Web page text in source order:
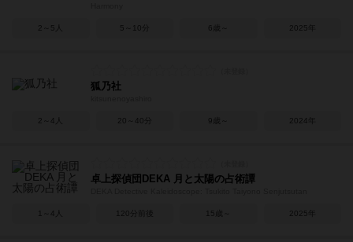
2～5人 5～10分 6歳～ 2025年
狐乃社
2～4人 20～40分 9歳～ 2024年
卓上探偵団DEKA 月と太陽の占術譚
1～4人 120分前後 15歳～ 2025年